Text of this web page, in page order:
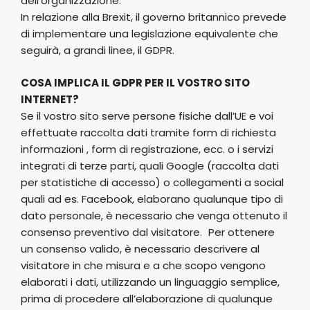
In relazione alla Brexit, il governo britannico prevede
di implementare una legislazione equivalente che
seguirà, a grandi linee, il GDPR.
COSA IMPLICA IL GDPR PER IL VOSTRO SITO
INTERNET?
Se il vostro sito serve persone fisiche dall’UE e voi
effettuate raccolta dati tramite form di richiesta
informazioni , form di registrazione, ecc. o i servizi
integrati di terze parti, quali Google (raccolta dati
per statistiche di accesso) o collegamenti a social
quali ad es. Facebook, elaborano qualunque tipo di
dato personale, è necessario che venga ottenuto il
consenso preventivo dal visitatore. Per ottenere
un consenso valido, è necessario descrivere al
visitatore in che misura e a che scopo vengono
elaborati i dati, utilizzando un linguaggio semplice,
prima di procedere all’elaborazione di qualunque